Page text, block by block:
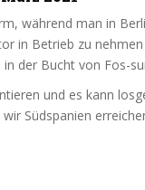
während man in
in Betrieb zu
der Bucht von Fos-
und es kann
Südspanien